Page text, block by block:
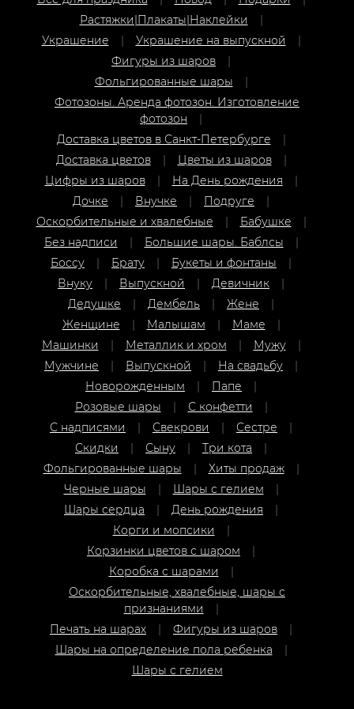
Украшение
Украшение на выпускной
Фигуры из шаров
Фольгированные шары
Фотозоны. Аренда фотозон. Изготовление
фотозон
Доставка цветов в Санкт-Петербурге
Доставка цветов
Цветы из шаров
Цифры из шаров
На День рождения
Дочке
Внучке
Подруге
Оскорбительные и хвалебные
Бабушке
Без надписи
Большие шары. Баблсы
Боссу
Брату
Букеты и фонтаны
Внуку
Выпускной
Девичник
Дедушке
Дембель
Жене
Женщине
Малышам
Маме
Машинки
Металлик и хром
Мужу
Мужчине
Выпускной
На свадьбу
Новорожденным
Папе
Розовые шары
С конфетти
С надписями
Свекрови
Сестре
Скидки
Сыну
Три кота
Фольгированные шары
Хиты продаж
Черные шары
Шары с гелием
Шары сердца
День рождения
Корги и мопсики
Корзинки цветов с шаром
Коробка с шарами
Оскорбительные, хвалебные, шары с
признаниями
Печать на шарах
Фигуры из шаров
Шары на определение пола ребенка
Шары с гелием